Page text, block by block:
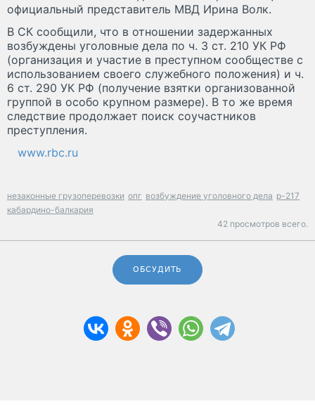
официальный представитель МВД Ирина Волк.
В СК сообщили, что в отношении задержанных
возбуждены уголовные дела по ч. 3 ст. 210 УК РФ
(организация и участие в преступном сообществе с
использованием своего служебного положения) и ч.
6 ст. 290 УК РФ (получение взятки организованной
группой в особо крупном размере). В то же время
следствие продолжает поиск соучастников
преступления.
www.rbc.ru
незаконные грузоперевозки опг возбуждение уголовного дела р-217
кабардино-балкария
42 просмотров всего.
ОБСУДИТЬ